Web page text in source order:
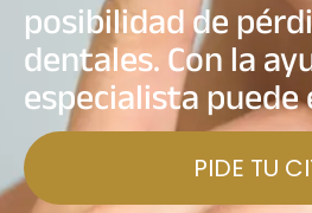
posibilidad de
dentales. Con la
especialista
PIDE TU